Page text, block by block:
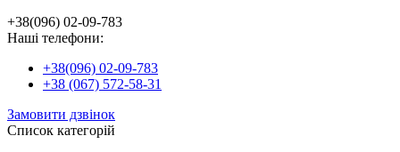
+38(096) 02-09-783
Наші телефони:
+38(096) 02-09-783
+38 (067) 572-58-31
Замовити дзвінок
Список категорій